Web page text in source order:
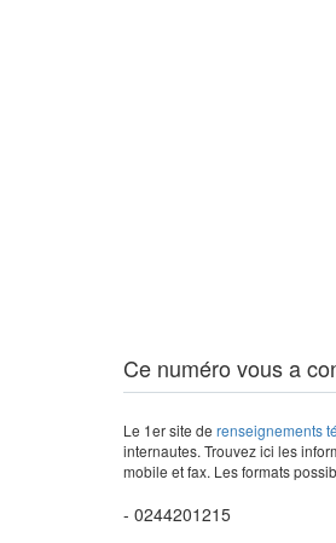
Ce numéro vous a
Le 1er site de renseignements
internautes. Trouvez ici les
mobile et fax. Les formats
- 0244201215